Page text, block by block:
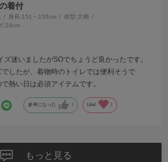
着付
身長:151～155cm 体型:大柄
:24cm
迷いましたがSOでちょうど良かったです。
したが、着物時のトイレでは便利そうで
熱い日は必須アイテムです。
参考になった 1 Like! 1
もっと見る